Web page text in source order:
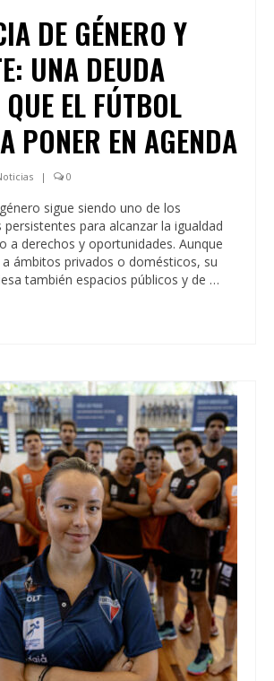
DE GÉNERO Y
UNA DEUDA
EL FÚTBOL
PONER EN AGENDA
| 0
sigue siendo uno de los
para alcanzar la igualdad
a derechos y oportunidades. Aunque
a ámbitos privados o domésticos, su
también espacios públicos y de …